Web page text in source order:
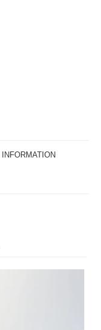
INFORMATION